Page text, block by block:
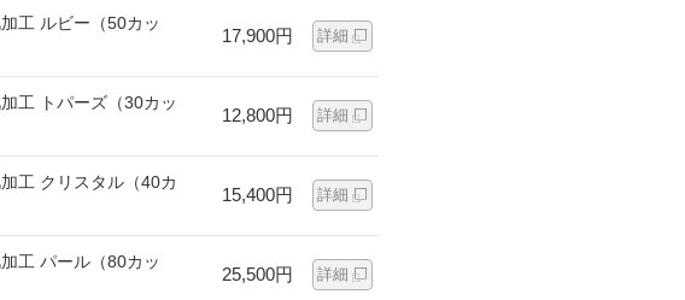
工 ルビー（50カッ
17,900円 詳細
工 トパーズ（30カッ
12,800円 詳細
工 クリスタル（40カ
15,400円 詳細
工 パール（80カッ
25,500円 詳細